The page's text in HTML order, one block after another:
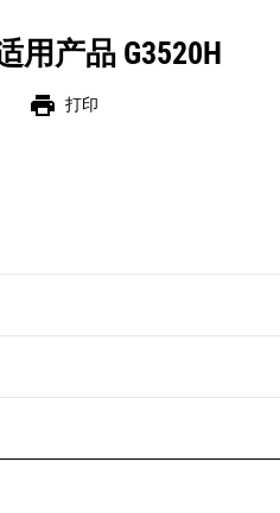
用产品 G3520H
print 打印